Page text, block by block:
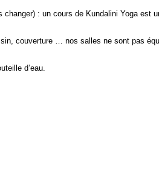
: un cours de Kundalini Yoga est
couverture … nos salles ne sont pas
d’eau.